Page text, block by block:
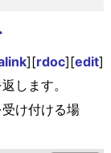
][rdoc][edit]
します。
け付ける場